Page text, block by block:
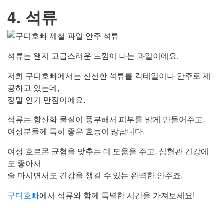
4. 석류
석류는 왠지 고급스러운 느낌이 나는 과일이에요.
저희 구디호빠에서는 신선한 석류를 칵테일이나 안주로 제
공하고 있는데,
정말 인기 만점이에요.
석류는 항산화 물질이 풍부해서 피부를 맑게 만들어주고,
여성분들께 특히 좋은 효능이 많답니다.
여성 호르몬 균형을 맞추는 데 도움을 주고, 심혈관 건강에
도 좋아서
술 마시면서도 건강을 챙길 수 있는 완벽한 안주죠.
구디호빠에서 석류와 함께 특별한 시간을 가져보세요!